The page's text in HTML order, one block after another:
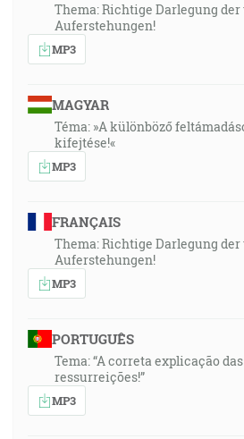
Thema: Richtige Darlegung
Auferstehungen!
MP3
MAGYAR
Téma: »A különböző
kifejtése!«
MP3
FRANÇAIS
Thema: Richtige Darlegung
Auferstehungen!
MP3
PORTUGUÊS
Tema: “A correta explicação
ressurreições!”
MP3